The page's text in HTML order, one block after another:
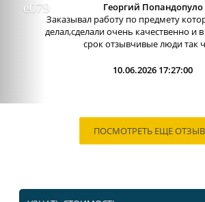
Отличный сервис, очень
администраторы. Связь очень
поэтому можно узнавать новости
работы. Сама...
09.06.2026 13:15:00
ПОСМОТРЕТЬ ЕЩЕ